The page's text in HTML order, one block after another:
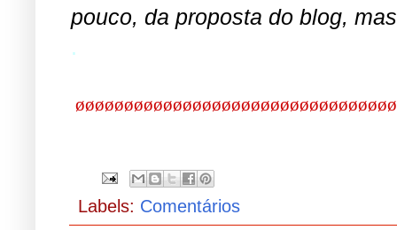
pouco, da proposta do blog,
.
Labels: Comentários